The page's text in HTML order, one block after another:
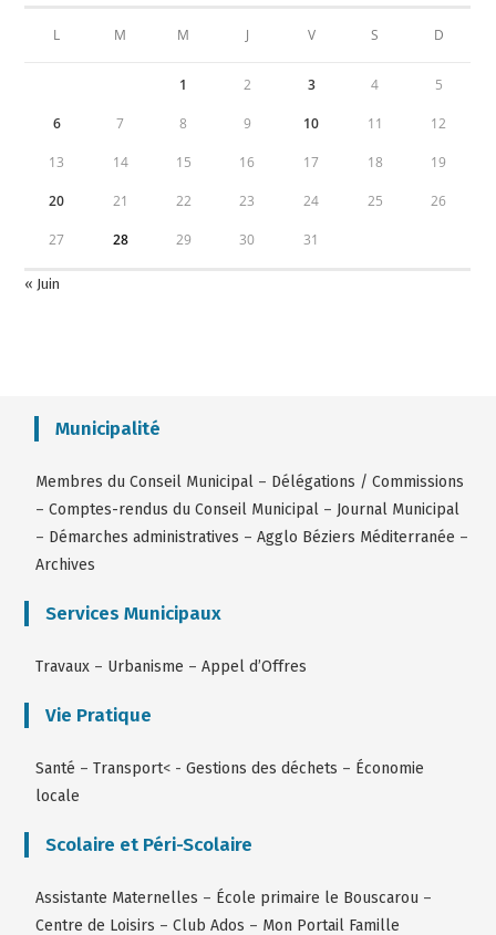
L M M J V S D
1 2 3 4 5
6 7 8 9 10 11 12
13 14 15 16 17 18 19
20 21 22 23 24 25 26
27 28 29 30 31
« Juin
Municipalité
Membres du Conseil Municipal – Délégations / Commissions
–Comptes-rendus du Conseil Municipal – Journal Municipal
– Démarches administratives –Agglo Béziers Méditerranée –
Archives
Services Municipaux
Travaux – Urbanisme –Appel d’Offres
Vie Pratique
Santé –Transport< -Gestions des déchets – Économie
locale
Scolaire et Péri-Scolaire
Assistante Maternelles – École primaire le Bouscarou –
Centre de Loisirs –Club Ados – Mon Portail Famille